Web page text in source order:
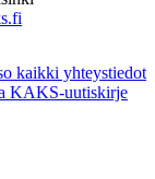
kaikki yhteystiedot
KAKS-uutiskirje